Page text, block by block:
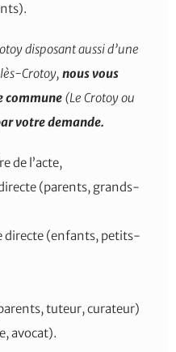
disposant aussi d’une
Crotoy, nous vous
commune (Le Crotoy ou
votre demande.
de l’acte,
(parents, grands-
directe (enfants, petits-
tuteur, curateur)
avocat).